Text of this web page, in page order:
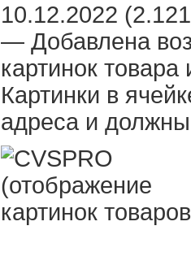
10.12.2022
— Добавлена
картинок
Картинки в
адреса и